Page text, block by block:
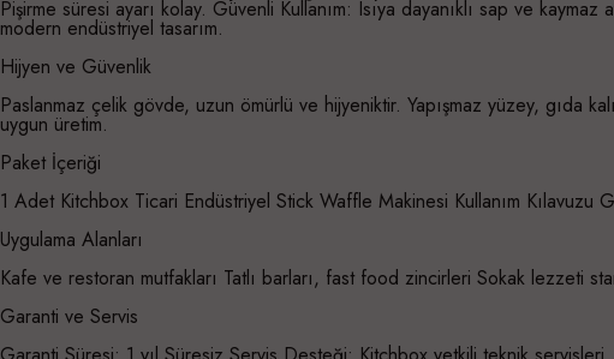
Pişirme süresi ayarı kolay. Güvenli Kullanım: Isıya dayanıklı sap ve
modern endüstriyel tasarım.
Hijyen ve Güvenlik
Paslanmaz çelik gövde, uzun ömürlü ve hijyeniktir. Yapışmaz yüzey, gıda
uygun üretim.
Paket İçeriği
1 Adet Kitchbox Ticari Endüstriyel Stick Waffle Makinesi Kullanım
Uygulama Alanları
Kafe ve restoran mutfakları Tatlı barları, fast food zincirleri Sokak lezzeti
Garanti ve Servis